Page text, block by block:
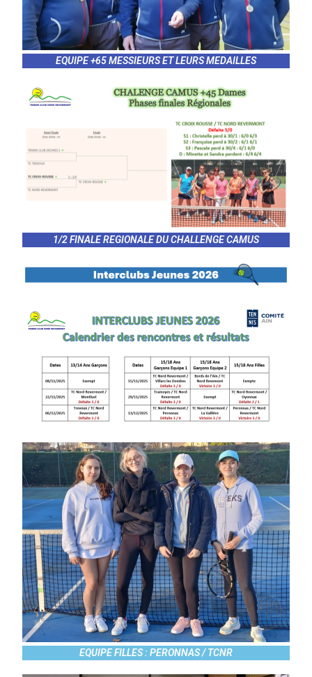
EQUIPE +65 MESSIEURS ET LEURS MEDAILLES
1/2 FINALE REGIONALE DU CHALLENGE CAMUS
EQUIPE FILLES : PERONNAS / TCNR